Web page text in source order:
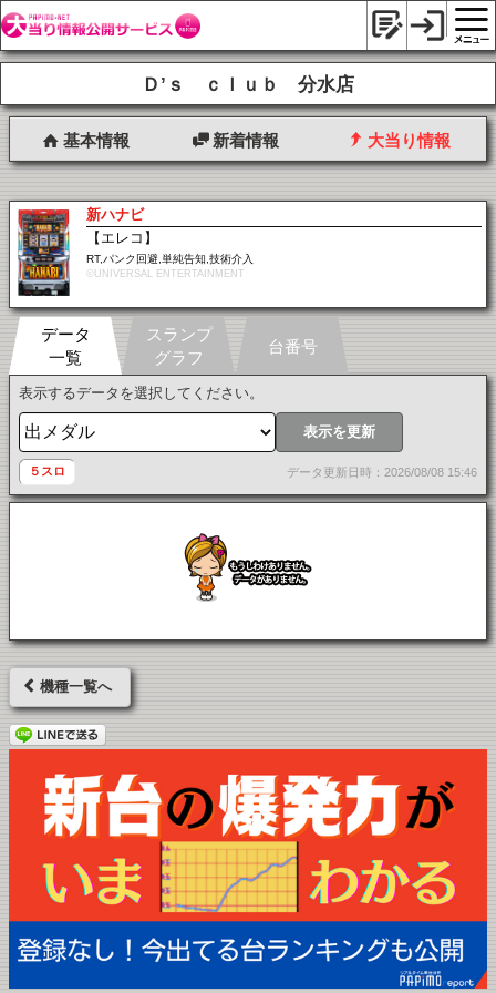
Ｄ’ｓ ｃｌｕｂ 分水店
基本情報 新着情報 大当り情報
新ハナビ
【エレコ】
RT,パンク回避,単純告知,技術介入
©UNIVERSAL ENTERTAINMENT
データ
一覧
表示するデータを選択してください。
表示を更新
５スロ データ更新日時：2026/08/08 15:46
スランプ
グラフ
台番号
機種一覧へ